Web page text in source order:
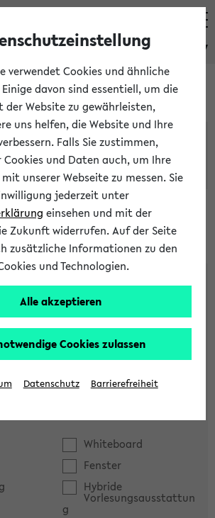
eKVV
Räume
Raumvergabe
bielefeld.de
anzeigen oder suchen Sie nach
Eigenschaften:
Whiteboard
Fenster
Hybride
Vorlesungsausstattun
g
verwendet Cookies und ähnliche
davon sind essentiell, um die
Website zu gewährleisten,
uns helfen, die Website und Ihre
Falls Sie zustimmen,
Cookies und Daten auch, um Ihre
unserer Webseite zu messen. Sie
jederzeit unter
einsehen und mit der
Zukunft widerrufen. Auf der Seite
zusätzliche Informationen zu den
und Technologien.
Alle akzeptieren
Cookies zulassen
Datenschutz Barrierefreiheit